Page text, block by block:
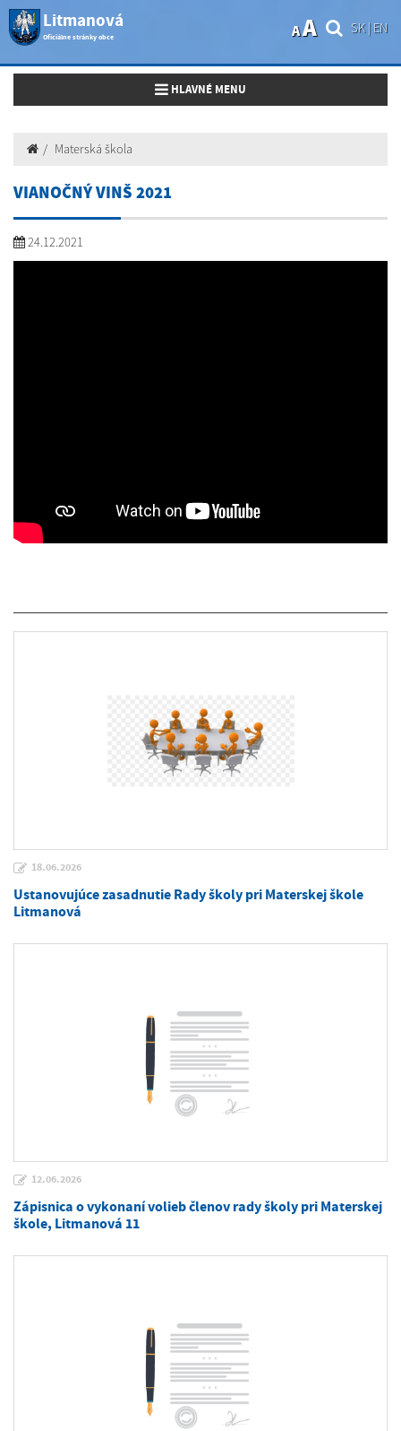
Litmanová
Oficiálne stránky obce
SK| EN
AA
Toggle navigation
HLAVNÉ MENU
Materská škola
VIANOČNÝ VINŠ 2021
24.12.2021
18.06.2026
Ustanovujúce zasadnutie Rady školy pri Materskej škole
Litmanová
12.06.2026
Zápisnica o vykonaní volieb členov rady školy pri Materskej
škole, Litmanová 11